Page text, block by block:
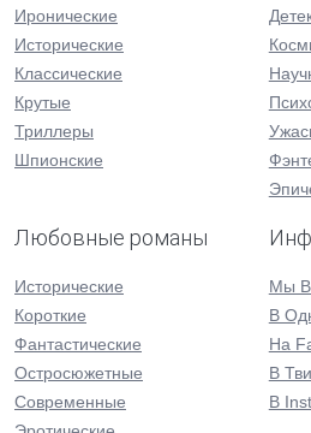
Иронические
Исторические
Классические
Крутые
Триллеры
Шпионские
Любовные романы
Исторические
Короткие
Фантастические
Остросюжетные
Современные
Мы
В
На
В
В